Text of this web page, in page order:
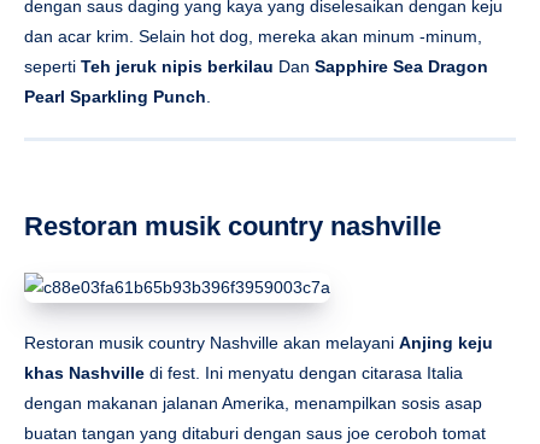
dengan saus daging yang kaya yang diselesaikan dengan keju
dan acar krim. Selain hot dog, mereka akan minum -minum,
seperti Teh jeruk nipis berkilau Dan Sapphire Sea Dragon
Pearl Sparkling Punch
Restoran musik country nashville
Restoran musik country Nashville akan melayani Anjing keju
khas Nashville di fest. Ini menyatu dengan citarasa Italia
dengan makanan jalanan Amerika, menampilkan sosis asap
buatan tangan yang ditaburi dengan saus joe ceroboh tomat